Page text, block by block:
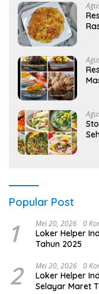
Popular Post
1 Mei 20, 2026 0
Loker Helper
Tahun 2025
2 Mei 20, 2026 0
Loker Helper
Selayar Maret